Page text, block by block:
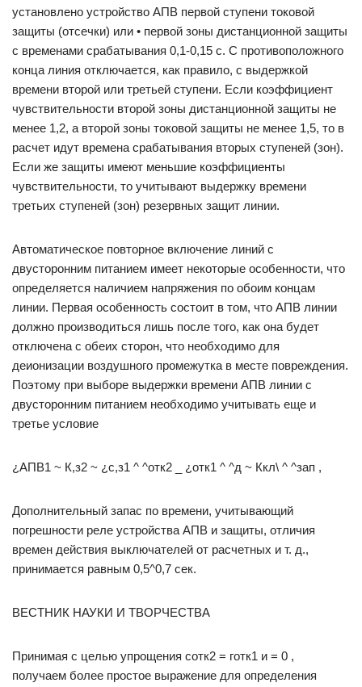
установлено устройство АПВ первой ступени токовой
защиты (отсечки) или • первой зоны дистанционной защиты
с временами срабатывания 0,1-0,15 с. С противоположного
конца линия отключается, как правило, с выдержкой
времени второй или третьей ступени. Если коэффициент
чувствительности второй зоны дистанционной защиты не
менее 1,2, а второй зоны токовой защиты не менее 1,5, то в
расчет идут времена срабатывания вторых ступеней (зон).
Если же защиты имеют меньшие коэффициенты
чувствительности, то учитывают выдержку времени
третьих ступеней (зон) резервных защит линии.
Автоматическое повторное включение линий с
двусторонним питанием имеет некоторые особенности, что
определяется наличием напряжения по обоим концам
линии. Первая особенность состоит в том, что АПВ линии
должно производиться лишь после того, как она будет
отключена с обеих сторон, что необходимо для
деионизации воздушного промежутка в месте повреждения.
Поэтому при выборе выдержки времени АПВ линии с
двусторонним питанием необходимо учитывать еще и
третье условие
¿АПВ1 ~ К,з2 ~ ¿с,з1 ^ ^отк2 _ ¿отк1 ^ ^д ~ Ккл\ ^ ^зап ,
Дополнительный запас по времени, учитывающий
погрешности реле устройства АПВ и защиты, отличия
времен действия выключателей от расчетных и т. д.,
принимается равным 0,5^0,7 сек.
ВЕСТНИК НАУКИ И ТВОРЧЕСТВА
Принимая с целью упрощения сотк2 = готк1 и = 0 ,
получаем более простое выражение для определения